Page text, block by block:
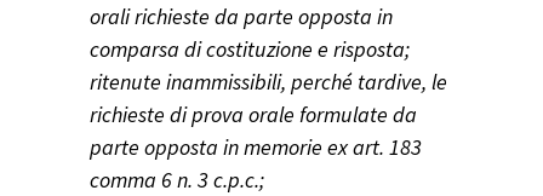
orali richieste da parte opposta in
comparsa di costituzione e risposta;
ritenute inammissibili, perché tardive, le
richieste di prova orale formulate da
parte opposta in memorie ex art. 183
comma 6 n. 3 c.p.c.;